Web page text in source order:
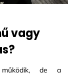
vagy
működik, de a